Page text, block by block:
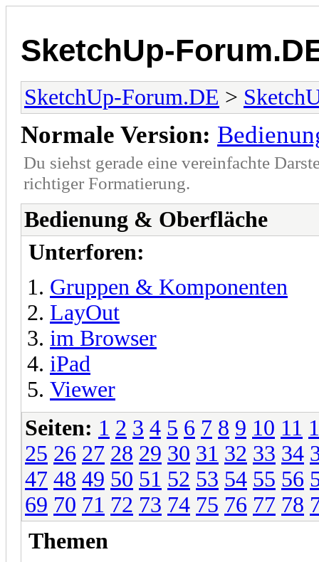
SketchUp-
SketchUp-Forum.DE >
Normale Version:
Du siehst gerade eine vereinfachte
richtiger Formatierung.
Bedienung & Oberfläche
Unterforen:
Gruppen & Komponenten
LayOut
im Browser
iPad
Viewer
Seiten: 1 2 3 4 5 6 7 8 9 10 11
25 26 27 28 29 30 31 32 33 34
47 48 49 50 51 52 53 54 55 56
69 70 71 72 73 74 75 76 77 78
Themen